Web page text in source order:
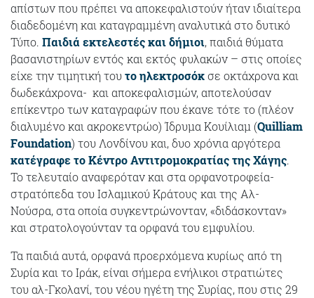
απίστων που πρέπει να αποκεφαλιστούν ήταν ιδιαίτερα
διαδεδομένη και καταγραμμένη αναλυτικά στο δυτικό
Τύπο. Παιδιά εκτελεστές και δήμιοι, παιδιά θύματα
βασανιστηρίων εντός και εκτός φυλακών – στις οποίες
είχε την τιμητική τουτο ηλεκτροσόκσε οκτάχρονα και
δωδεκάχρονα- και αποκεφαλισμών, αποτελούσαν
επίκεντρο των καταγραφών που έκανε τότε το (πλέον
διαλυμένο και ακροκεντρώο) Ίδρυμα Κουίλιαμ (Quilliam
Foundation) του Λονδίνου και, δυο χρόνια αργότερα
κατέγραφε το Κέντρο Αντιτρομοκρατίας της Χάγης.
Το τελευταίο αναφερόταν και στα ορφανοτροφεία-
στρατόπεδα του Ισλαμικού Κράτους και της Αλ-
Νούσρα, στα οποία συγκεντρώνονταν, «διδάσκονταν»
και στρατολογούνταν τα ορφανά του εμφυλίου.
Τα παιδιά αυτά, ορφανά προερχόμενα κυρίως από τη
Συρία και το Ιράκ, είναι σήμερα ενήλικοι στρατιώτες
του αλ-Γκολανί, του νέου ηγέτη της Συρίας, που στις 29